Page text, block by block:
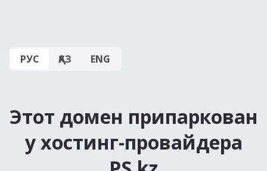
РУС ҚАЗ ENG
Этот домен припаркован
у хостинг-провайдера